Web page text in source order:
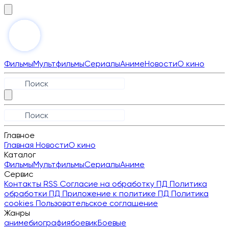
ФильмыМультфильмыСериалыАнимеНовостиО кино
Главное
Главная НовостиО кино
Каталог
ФильмыМультфильмыСериалыАниме
Сервис
Контакты RSS Согласие на обработку ПД Политика
обработки ПД Приложение к политике ПД Политика
cookies Пользовательское соглашение
Жанры
анимебиографиябоевикБоевые